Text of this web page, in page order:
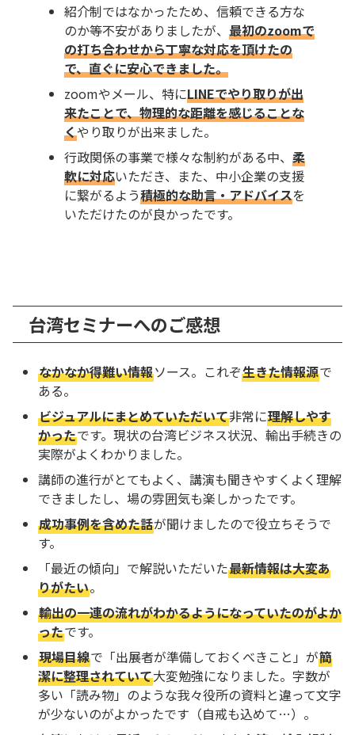
紹介制ではなかったため、信頼できる方な
のか等不安がありましたが、最初のzoomで
の打ち合わせから丁寧な対応を頂けたの
で、直ぐに安心できました。
zoomやメール、特にLINEでやり取りが出
来たことで、物理的な距離を感じることな
くやり取りが出来ました。
行政関係の事業で様々な制約がある中、柔
軟に対応いただき、また、中小企業の支援
に繋がるよう積極的な助言・アドバイスを
いただけたのが良かったです。
台湾セミナーへのご感想
なかなか得難い情報ソース。これぞ生きた情報源で
ある。
ビジュアルにまとめていただいて非常に理解しやす
かったです。現状の台湾ビジネス状況、輸出手続きの
実際がよくわかりました。
講師の進行がとてもよく、講演も聞きやすくよく理解
できましたし、場の雰囲気も楽しかったです。
成功事例を含めた話が聞けましたので役立ちそうで
す。
「最近の傾向」で解説いただいた最新情報は大変あ
りがたい。
輸出の一連の流れがわかるようになっていたのがよか
ったです。
現場目線で「出展者が準備しておくべきこと」が簡
潔に整理されていて大変勉強になりました。字数が
多い「読み物」のような我々役所の資料と違って文字
が少ないのがよかったです（自戒も込めて…）。